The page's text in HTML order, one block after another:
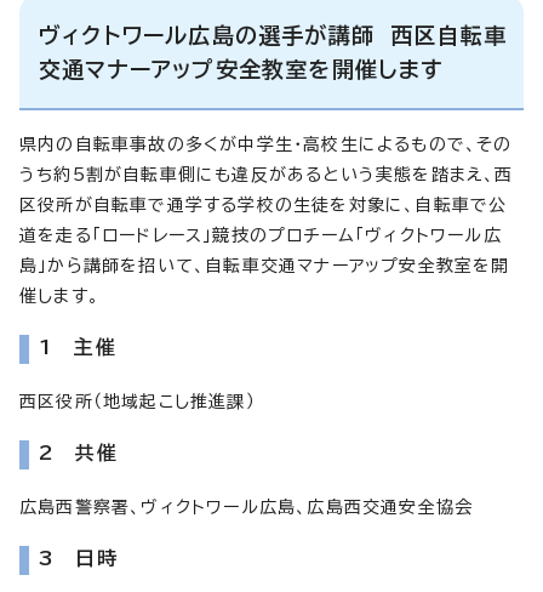
ヴィクトワール広島の選手が講師 西区自転車
交通マナーアップ安全教室を開催します
県内の自転車事故の多くが中学生・高校生によるもので、その
うち約5割が自転車側にも違反があるという実態を踏まえ、西
区役所が自転車で通学する学校の生徒を対象に、自転車で公
道を走る「ロードレース」競技のプロチーム「ヴィクトワール広
島」から講師を招いて、自転車交通マナーアップ安全教室を開
催します。
1 主催
西区役所（地域起こし推進課）
2 共催
広島西警察署、ヴィクトワール広島、広島西交通安全協会
3 日時